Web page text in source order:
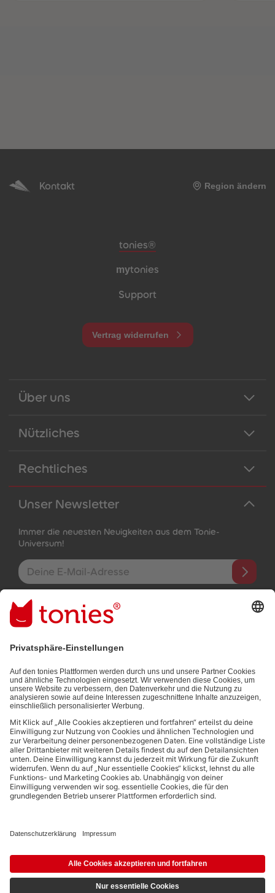
Kontakt Region ändern
Meta-Navigation Footer
tonies®
mytonies
Support
Vertrag widerrufen
Über uns
Nützliches
Rechtliches
Unser Newsletter
Immer die neuesten Neuigkeiten aus dem Tonie-
Universum!
E-Mail-Addresse
Mit dem Absenden abonnierst du unseren E-Mail-Newsletter, der
auf den von dir bereitgestellten Informationen (z.B. Account-
informationen) und den von dir zu Werbezwecken bereitgestellten
Datenschutzbestimmungen.
Bezahlmethoden:
Links zu sozialen Netzwerken
Die Nutzung der Inhalte für Text- und Data-Mining von (generativen) KI
Zusammenhang ausdrücklich vorbehalten und daher verboten.